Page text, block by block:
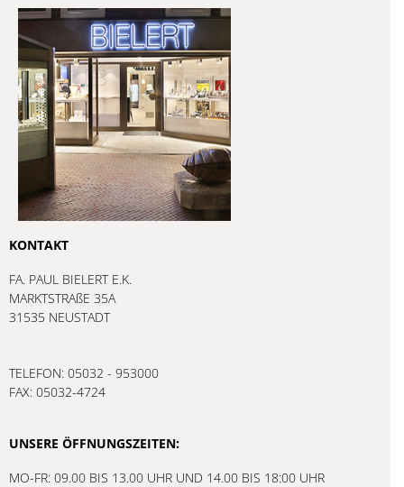
KONTAKT
FA. PAUL BIELERT E.K.
MARKTSTRAßE 35A
31535 NEUSTADT
TELEFON: 05032 - 953000
FAX: 05032-4724
UNSERE ÖFFNUNGSZEITEN:
MO-FR: 09.00 BIS 13.00 UHR UND 14.00 BIS 18:00 UHR